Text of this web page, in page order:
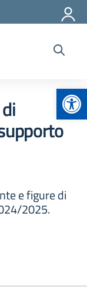
e figure di
2025.